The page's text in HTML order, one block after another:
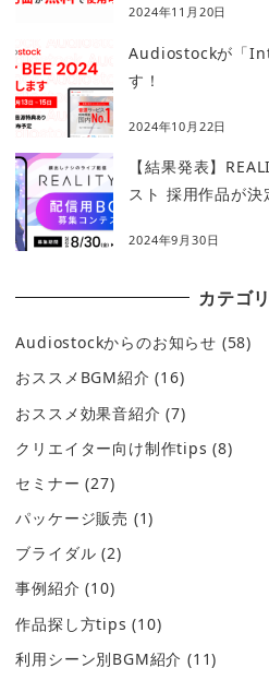
2024年11月20日
Audiostockが「
す！
2024年10月22日
【結果発表】
スト 採用作品が決
2024年9月30日
カテゴ
Audiostockからのお知らせ (58)
おススメBGM紹介 (16)
おススメ効果音紹介 (7)
クリエイター向け制作tips (8)
セミナー (27)
パッケージ販売 (1)
ブライダル (2)
事例紹介 (10)
作品探し方tips (10)
利用シーン別BGM紹介 (11)